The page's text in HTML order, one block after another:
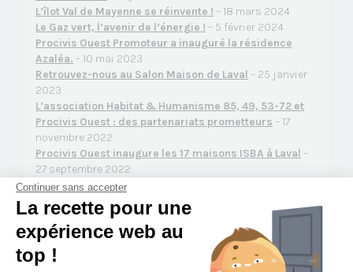
Continuer sans accepter
La recette pour une
expérience web au
top !
L’îlot Val de Mayenne se réinvente ! – 18 mars 2024
Le Gaz vert, l’avenir de l’énergie ! – 5 février 2024
Procivis Ouest Promoteur a inauguré la résidence
Azaléa. – 10 mai 2023
Retrouvez-nous au Salon Maison de Laval – 25 janvier
2023
L’association Habitat & Humanisme 85, 49, 53-72 et
Procivis Ouest : des partenariats prometteurs – 17
novembre 2022
Procivis Ouest inaugure les 17 maisons ISBA à Laval –
27 septembre 2022
Marcel THOMAS succède à Louis Marie VEZIN à la
Présidence de PROCIVIS OUEST
Partenariat entre Habitat et Humanisme et Procivis
Ouest– 3 juin 2022
Le Groupe Procivis Ouest partenaire de l’Etoile Futsal
lavalloise